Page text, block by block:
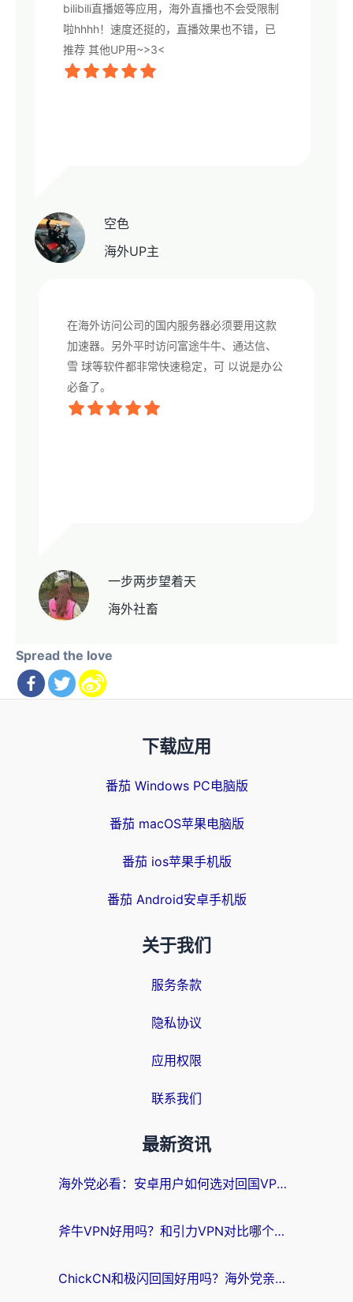
bilibili直播姬等应用，海外直播也不会受限制
啦hhhh！速度还挺的，直播效果也不错，已
推荐 其他UP用~>3<
空色
海外UP主
在海外访问公司的国内服务器必须要用这款
加速器。另外平时访问富途牛牛、通达信、
雪 球等软件都非常快速稳定，可 以说是办公
必备了。
一步两步望着天
海外社畜
Spread the love
下载应用
番茄 Windows PC电脑版
番茄 macOS苹果电脑版
番茄 ios苹果手机版
番茄 Android安卓手机版
关于我们
服务条款
隐私协议
应用权限
联系我们
最新资讯
海外党必看：安卓用户如何选对回国VPN？从踩坑到无缝访问的全攻略
斧牛VPN好用吗？和引力VPN对比哪个回国效果更好？海外党亲测3款加速器+避坑指南
ChickCN和极闪回国好用吗？海外党亲测3款加速器，教你选对不踩坑